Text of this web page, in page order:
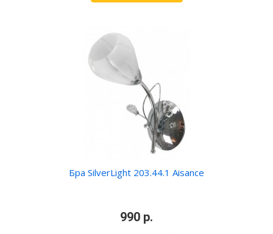
Бра SilverLight 203.44.1 Aisance
990 р.